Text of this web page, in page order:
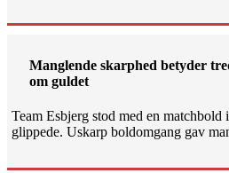
Manglende skarphed betyder
om guldet
Team Esbjerg stod med en matchbold
glippede. Uskarp boldomgang gav